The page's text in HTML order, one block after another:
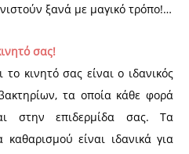
ξανά με μαγικό τρόπο!…
σας!
κινητό σας είναι ο ιδανικός
τα οποία κάθε φορά
στην επιδερμίδα σας. Τα
καθαρισμού είναι ιδανικά για